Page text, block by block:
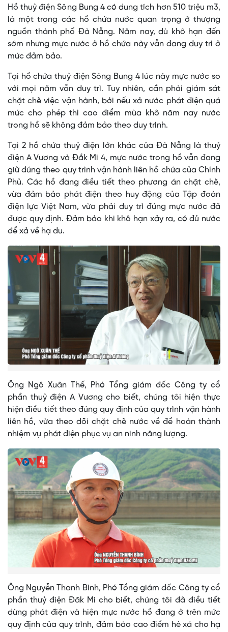
Hồ thuỷ điện Sông Bung 4 có dung tích hơn 510 triệu m3,
là một trong các hồ chứa nước quan trọng ở thượng
nguồn thành phố Đà Nẵng. Năm nay, dù khô hạn đến
sớm nhưng mực nước ở hồ chứa này vẫn đang duy trì ở
mức đảm bảo.
Tại hồ chứa thuỷ điện Sông Bung 4 lúc này mực nước so
với mọi năm vẫn duy trì. Tuy nhiên, cần phải giám sát
chặt chẽ việc vận hành, bởi nếu xả nước phát điện quá
mức cho phép thì cao điểm mùa khô năm nay nước
trong hồ sẽ không đảm bảo theo duy trình.
Tại 2 hồ chứa thuỷ điện lớn khác của Đà Nẵng là thuỷ
điện A Vương và Đắk Mi 4, mực nước trong hồ vẫn đang
giữ đúng theo quy trình vận hành liên hồ chứa của Chính
Phủ. Các hồ đang điều tiết theo phương án chặt chẽ,
vừa đảm bảo phát điện theo huy động của Tập đoàn
điện lực Việt Nam, vừa phải duy trì đúng mực nước đã
được quy định. Đảm bảo khi khô hạn xảy ra, có đủ nước
để xả về hạ du.
Ông Ngô Xuân Thế, Phó Tổng giám đốc Công ty cổ
phần thuỷ điện A Vương cho biết, chúng tôi hiện thực
hiện điều tiết theo đúng quy định của quy trình vận hành
liên hồ, vừa theo dõi chặt chẽ nước về để hoàn thành
nhiệm vụ phát điện phục vụ an ninh năng lượng.
Ông Nguyễn Thanh Bình, Phó Tổng giám đốc Công ty cổ
phần thuỷ điện Đăk Mi cho biết, chúng tôi đã điều tiết
dừng phát điện và hiện mực nước hồ đang ở trên mức
quy định của quy trình, đảm bảo cao điểm hè xả cho hạ